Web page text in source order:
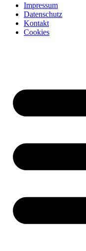
Impressum
Datenschutz
Kontakt
Cookies